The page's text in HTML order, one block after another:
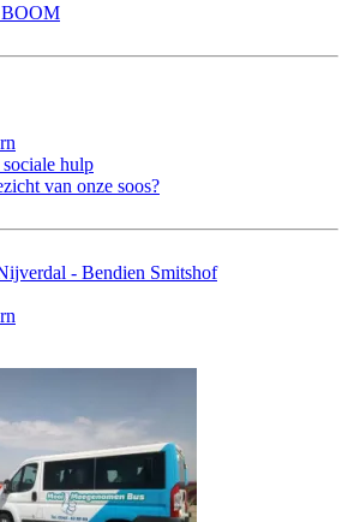
BOOM
hulp
van onze soos?
- Bendien Smitshof